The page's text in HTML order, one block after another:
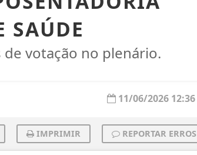
SAÚDE
votação no plenário.
11/06/2026 12:36
IMPRIMIR REPORTAR ERROS